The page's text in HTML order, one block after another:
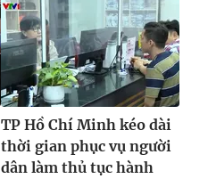
TP Hồ Chí Minh kéo dài
thời gian phục vụ người
dân làm thủ tục hành